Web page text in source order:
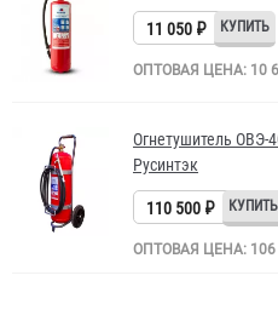
11 050 ₽
ОПТОВАЯ ЦЕНА: 10
Огнетушитель ОВЭ-
Русинтэк
110 500 ₽
ОПТОВАЯ ЦЕНА: 106